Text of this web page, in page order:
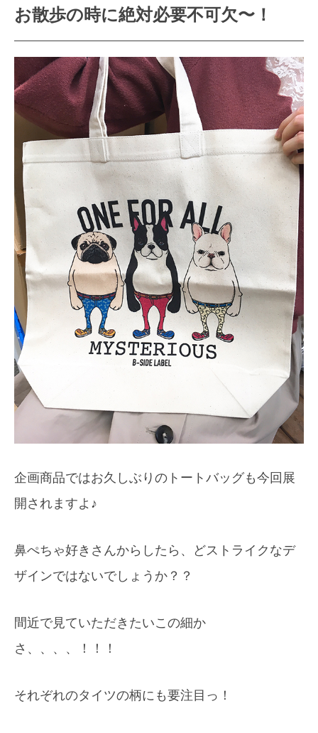
お散歩の時に絶対必要不可欠〜！
企画商品ではお久しぶりのトートバッグも今回展
開されますよ♪
鼻ぺちゃ好きさんからしたら、どストライクなデ
ザインではないでしょうか？？
間近で見ていただきたいこの細か
さ、、、、！！！
それぞれのタイツの柄にも要注目っ！